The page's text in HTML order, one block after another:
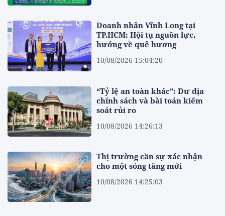
Doanh nhân Vĩnh Long tại
TP.HCM: Hội tụ nguồn lực,
hướng về quê hương
10/08/2026 15:04:20
“Tỷ lệ an toàn khác”: Dư địa
chính sách và bài toán kiểm
soát rủi ro
10/08/2026 14:26:13
Thị trường cần sự xác nhận
cho một sóng tăng mới
10/08/2026 14:25:03